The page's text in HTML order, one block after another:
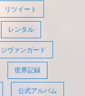
リツイート
レンタル
ヴァンガード
世界記録
公式アルバム